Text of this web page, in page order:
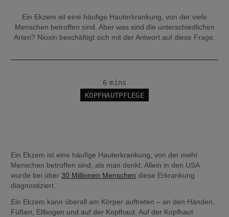
Ein Ekzem ist eine häufige Hauterkrankung, von der viele
Menschen betroffen sind. Aber was sind die unterschiedlichen
Arten? Nioxin beschäftigt sich mit der Antwort auf diese Frage.
KOPFHAUTPFLEGE
6 mins
Ein Ekzem ist eine häufige Hauterkrankung, von der mehr
Menschen betroffen sind, als man denkt. Allein in den USA
wurde bei über 30 Millionen Menschen diese Erkrankung
diagnostiziert.
Ein Ekzem kann überall am Körper auftreten – an den Händen,
Füßen, Ellbogen und auf der Kopfhaut. Auf der Kopfhaut